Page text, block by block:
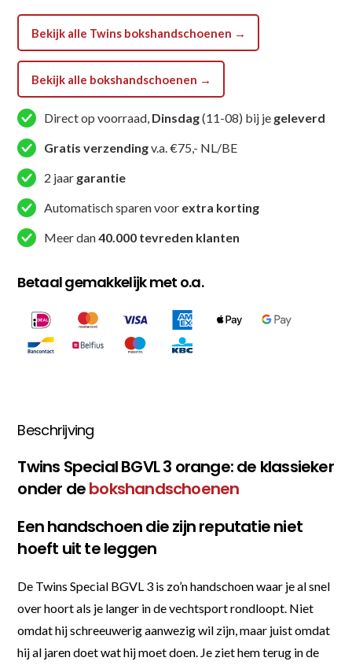
Bekijk alle Twins bokshandschoenen →
Bekijk alle bokshandschoenen →
Direct op voorraad, Dinsdag(11-08) bij je geleverd
Gratis verzendingv.a. €75,- NL/BE
2 jaar garantie
Automatisch sparen voor extra korting
Meer dan40.000 tevreden klanten
Betaal gemakkelijk met o.a.
Beschrijving
Twins Special BGVL 3 orange: de klassieker
onder debokshandschoenen
Een handschoen die zijn reputatie niet
hoeft uit te leggen
De Twins Special BGVL 3 is zo’n handschoen waar je al snel
over hoort als je langer in de vechtsport rondloopt. Niet
omdat hij schreeuwerig aanwezig wil zijn, maar juist omdat
hij al jaren doet wat hij moet doen. Je ziet hem terug in de